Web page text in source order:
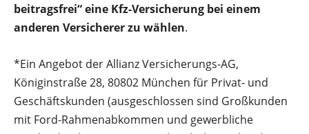
beitragsfrei“ eine Kfz-Versicherung bei einem
anderen Versicherer zu wählen.
*Ein Angebot der Allianz Versicherungs-AG,
Königinstraße 28, 80802 München für Privat- und
Geschäftskunden (ausgeschlossen sind Großkunden
mit Ford-Rahmenabkommen und gewerbliche